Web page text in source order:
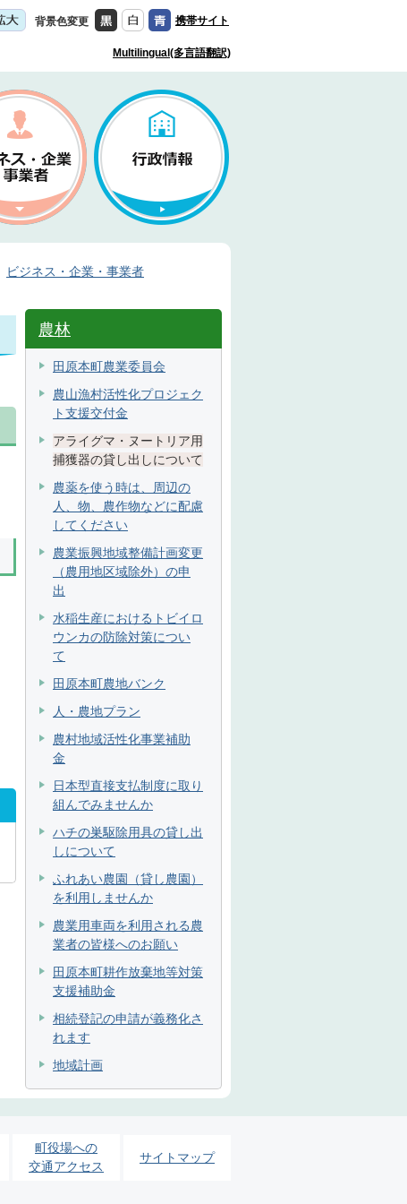
背景色変更 携帯サイト
Multilingual(多言語翻訳)
ビジネス・企業・事業者
農林
田原本町農業委員会
農山漁村活性化プロジェク
ト支援交付金
アライグマ・ヌートリア用
捕獲器の貸し出しについて
農薬を使う時は、周辺の
人、物、農作物などに配慮
してください
農業振興地域整備計画変更
（農用地区域除外）の申
出
水稲生産におけるトビイロ
ウンカの防除対策につい
て
田原本町農地バンク
人・農地プラン
農村地域活性化事業補助
金
日本型直接支払制度に取り
組んでみませんか
ハチの巣駆除用具の貸し出
しについて
ふれあい農園（貸し農園）
を利用しませんか
農業用車両を利用される農
業者の皆様へのお願い
田原本町耕作放棄地等対策
支援補助金
相続登記の申請が義務化さ
れます
地域計画
町役場への
交通アクセス
サイトマップ